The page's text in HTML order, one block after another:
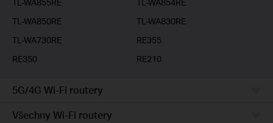
TL-WA855RE
TL-WA854RE
TL-WA850RE
TL-WA830RE
TL-WA730RE
RE355
RE350
RE210
5G/4G Wi-Fi routery
Všechny Wi-Fi routery